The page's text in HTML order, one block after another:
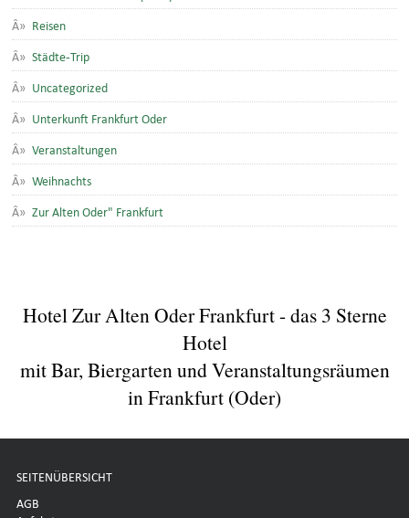
Reisen
Städte-Trip
Uncategorized
Unterkunft Frankfurt Oder
Veranstaltungen
Weihnachts
Zur Alten Oder" Frankfurt
Hotel Zur Alten Oder Frankfurt - das 3 Sterne
Hotel
mit Bar, Biergarten und Veranstaltungsräumen
in Frankfurt (Oder)
SEITENÜBERSICHT
AGB